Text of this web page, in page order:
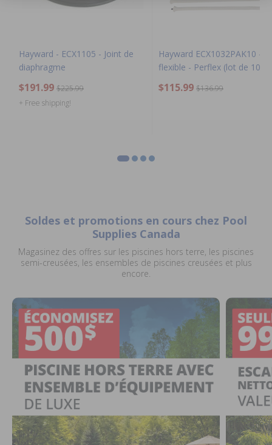
Hayward - ECX1105 - Joint de
diaphragme
$191.99 $225.99
+ Free shipping!
Hayward ECX1032PAK10 -
flexible - Perflex (lot de 10)
$115.99 $136.99
Soldes et promotions en cours chez Pool
Supplies Canada
Magasinez des offres sur les piscines hors terre, les piscines
semi-creusées, les ensembles de piscines creusées et plus
encore.